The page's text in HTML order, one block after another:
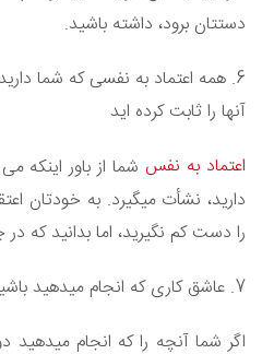
دستتان برود، داشته باشید.
6. همه اعتماد به نفسی که شما
آنها را ثابت کرده اید
اعتماد به نفس شما از باور اینکه
دارید، نشأت میگیرد. به خودتان
را دست کم نگیرید، اما بدانید که در
7. عاشق کاری که انجام میدهید باشید و یا آن را رها کنید
اگر شما آنچه را که انجام میدهید